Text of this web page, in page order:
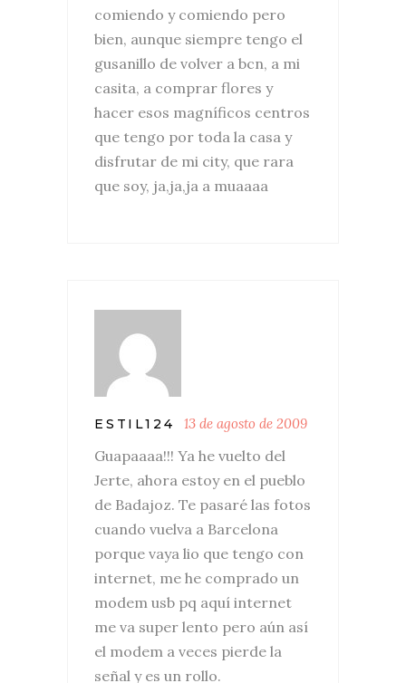
comiendo y comiendo pero
bien, aunque siempre tengo el
gusanillo de volver a bcn, a mi
casita, a comprar flores y
hacer esos magníficos centros
que tengo por toda la casa y
disfrutar de mi city, que rara
que soy, ja,ja,ja a muaaaa
ESTIL124 13 de agosto de 2009
Guapaaaa!!! Ya he vuelto del
Jerte, ahora estoy en el pueblo
de Badajoz. Te pasaré las fotos
cuando vuelva a Barcelona
porque vaya lio que tengo con
internet, me he comprado un
modem usb pq aquí internet
me va super lento pero aún así
el modem a veces pierde la
señal y es un rollo.